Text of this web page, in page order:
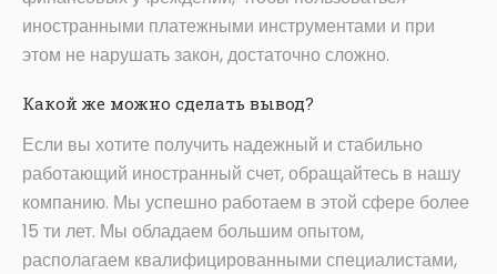
иностранными платежными инструментами и при
этом не нарушать закон, достаточно сложно.
Какой же можно сделать вывод?
Если вы хотите получить надежный и стабильно
работающий иностранный счет, обращайтесь в нашу
компанию. Мы успешно работаем в этой сфере более
15 ти лет. Мы обладаем большим опытом,
располагаем квалифицированными специалистами,